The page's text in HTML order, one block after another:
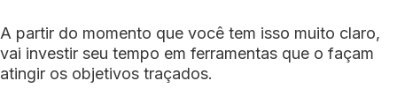
A partir do momento que você tem isso muito claro,
vai investir seu tempo em ferramentas que o façam
atingir os objetivos traçados.